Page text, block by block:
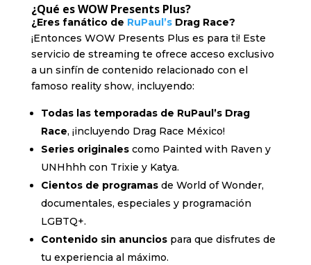
¿Qué es WOW Presents Plus?
¿Eres fanático de RuPaul’sDrag Race?
¡Entonces WOW Presents Plus es para ti! Este
servicio de streaming te ofrece acceso exclusivo
a un sinfín de contenido relacionado con el
famoso reality show, incluyendo:
Todas las temporadas de RuPaul’s Drag
Race, ¡incluyendo Drag Race México!
Series originalescomo Painted with Raven y
UNHhhh con Trixie y Katya.
Cientos de programasde World of Wonder,
documentales, especiales y programación
LGBTQ+.
Contenido sin anunciospara que disfrutes de
tu experiencia al máximo.